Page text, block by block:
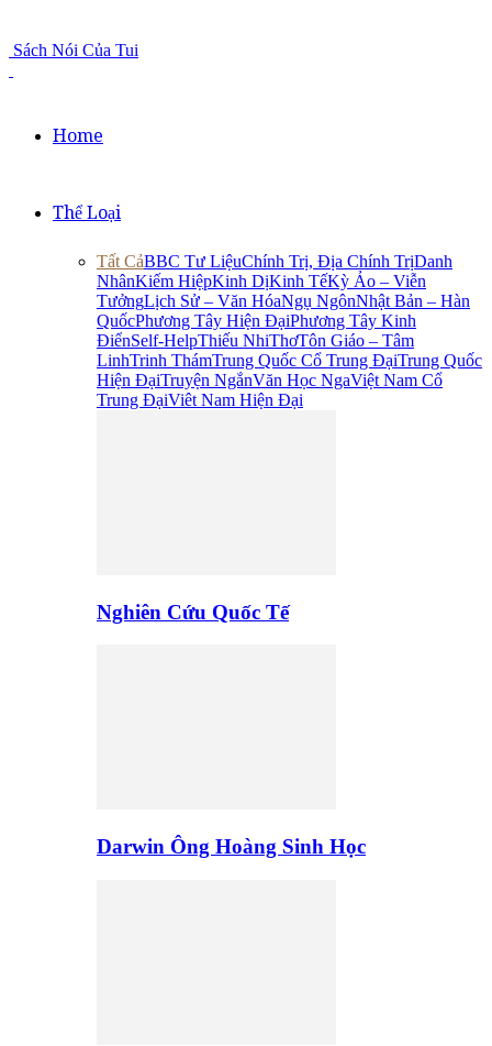
Sách Nói Của Tui
Home
Thể Loại
Tất CảBBC Tư LiệuChính Trị, Địa Chính TrịDanh
NhânKiếm HiệpKinh DịKinh TếKỳ Ảo – Viễn
TưởngLịch Sử – Văn HóaNgụ NgônNhật Bản – Hàn
QuốcPhương Tây Hiện ĐạiPhương Tây Kinh
ĐiểnSelf-HelpThiếu NhiThơTôn Giáo – Tâm
LinhTrinh ThámTrung Quốc Cổ Trung ĐạiTrung Quốc
Hiện ĐạiTruyện NgắnVăn Học NgaViệt Nam Cổ
Trung ĐạiViêt Nam Hiện Đại
Nghiên Cứu Quốc Tế
Darwin Ông Hoàng Sinh Học